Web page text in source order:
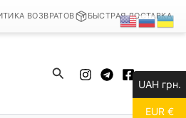
ВОЗВРАТОВ БЫСТРАЯ ДОСТАВКА
Поиск
UAH грн.
EUR €